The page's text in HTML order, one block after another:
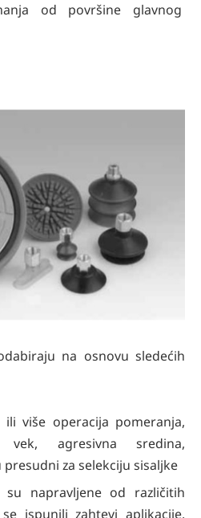
od površine glavnog
na osnovu sledećih
ili više operacija pomeranja,
vek, agresivna sredina,
za selekciju sisaljke
su napravljene od različitih
ispunili zahtevi aplikacije.